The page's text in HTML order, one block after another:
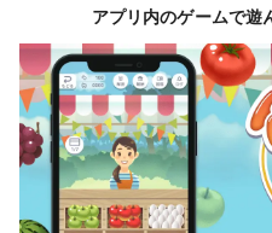
アプリ内のゲームで遊